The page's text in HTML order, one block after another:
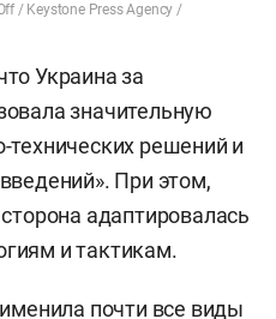
/ Keystone Press Agency /
Украина за
значительную
технических решений и
При этом,
адаптировалась
и тактикам.
почти все виды